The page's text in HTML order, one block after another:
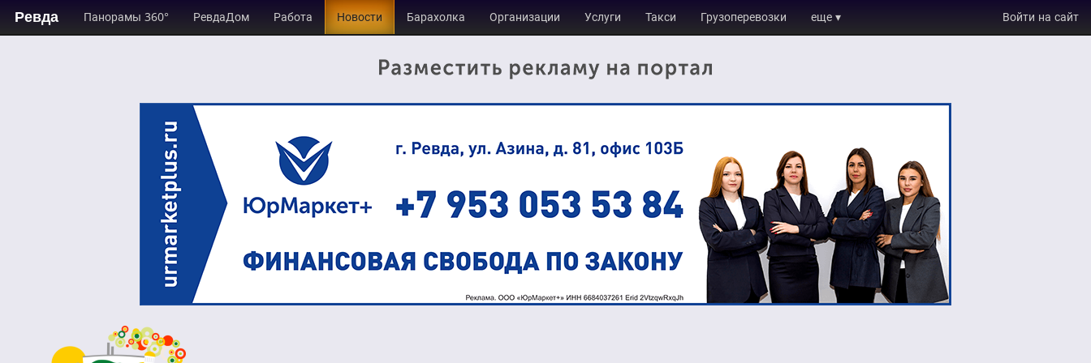
Войти на сайт
Ревда Панорамы 360° РевдаДом Работа Новости Барахолка Организации Услуги Такси Грузоперевозки еще ▾